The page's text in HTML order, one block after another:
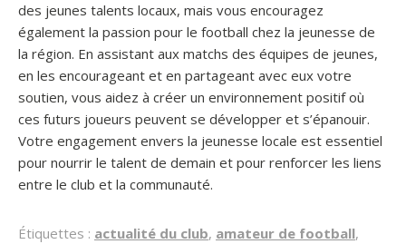
des jeunes talents locaux, mais vous encouragez
également la passion pour le football chez la jeunesse de
la région. En assistant aux matchs des équipes de jeunes,
en les encourageant et en partageant avec eux votre
soutien, vous aidez à créer un environnement positif où
ces futurs joueurs peuvent se développer et s’épanouir.
Votre engagement envers la jeunesse locale est essentiel
pour nourrir le talent de demain et pour renforcer les liens
entre le club et la communauté.
Étiquettes : actualité du club, amateur de football,